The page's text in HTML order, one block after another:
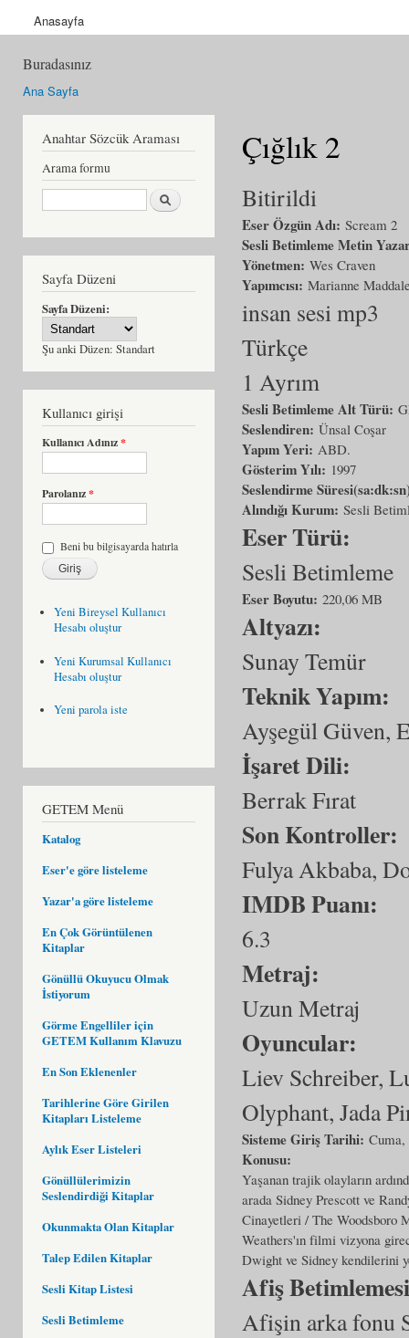
Anasayfa
Buradasınız
Ana Sayfa
Anahtar Sözcük Araması
Arama formu
Ara
Sayfa Düzeni
Sayfa Düzeni:
Şu anki Düzen: Standart
Kullanıcı girişi
Kullanıcı Adınız*
Parolanız*
Beni bu bilgisayarda hatırla
Yeni Bireysel Kullanıcı
Hesabı oluştur
Yeni Kurumsal Kullanıcı
Hesabı oluştur
Yeni parola iste
GETEM Menü
Katalog
Eser'e göre listeleme
Yazar'a göre listeleme
En Çok Görüntülenen
Kitaplar
Gönüllü Okuyucu Olmak
İstiyorum
Görme Engelliler için
GETEM Kullanım Klavuzu
En Son Eklenenler
Tarihlerine Göre Girilen
Kitapları Listeleme
Aylık Eser Listeleri
Gönüllülerimizin
Seslendirdiği Kitaplar
Okunmakta Olan Kitaplar
Talep Edilen Kitaplar
Sesli Kitap Listesi
Sesli Betimleme
Çığlık 2
Bitirildi
Eser Özgün Adı: Scream 2
Sesli Betimleme Metin
Yönetmen: Wes Craven
Yapımcısı: Marianne
insan sesi mp3
Türkçe
1 Ayrım
Sesli Betimleme Alt Türü:
Seslendiren: Ünsal Coşar
Yapım Yeri: ABD.
Gösterim Yılı: 1997
Seslendirme
Alındığı Kurum: Sesli
Eser Türü:
Sesli Betimleme
Eser Boyutu: 220,06 MB
Altyazı:
Sunay Temür
Teknik Yapım:
Ayşegül Güven,
İşaret Dili:
Berrak Fırat
Son Kontroller:
Fulya Akbaba,
IMDB Puanı:
6.3
Metraj:
Uzun Metraj
Oyuncular:
Liev Schreiber,
Olyphant, Jada
Sisteme Giriş Tarihi: Cuma,
Konusu:
Yaşanan trajik olayların
arada Sidney Prescott ve
Cinayetleri / The Woodsboro
Weathers'ın filmi vizyona
Dwight ve Sidney kendilerini
Afiş
Afişin arka fonu